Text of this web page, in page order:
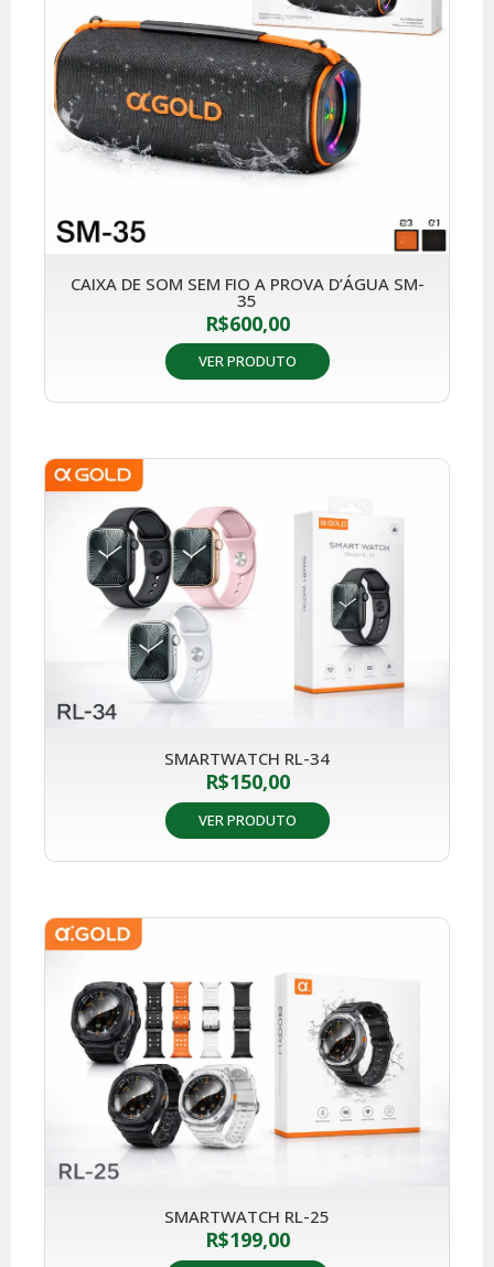
CAIXA DE SOM SEM FIO A PROVA D’ÁGUA SM-
35
R$600,00
VER PRODUTO
SMARTWATCH RL-34
R$150,00
VER PRODUTO
SMARTWATCH RL-25
R$199,00